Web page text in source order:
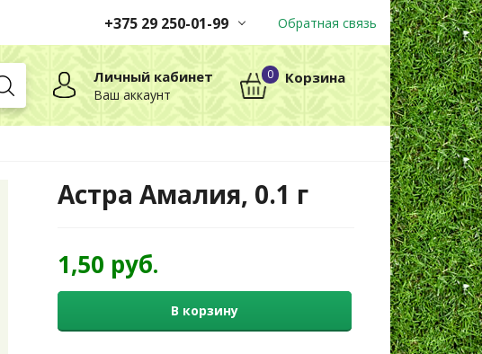
+375 29 250-01-99
автоматически через корзину
круглосуточно без выходных
Обратная связь
Личный кабинет
Ваш аккаунт
0 Корзина
Астра Амалия, 0.1 г
1,50 руб.
В корзину